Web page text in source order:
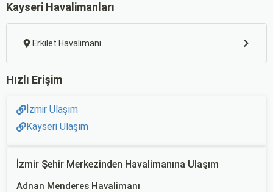
Kayseri Havalimanları
Erkilet Havalimanı
Hızlı Erişim
İzmir Ulaşım
Kayseri Ulaşım
İzmir Şehir Merkezinden Havalimanına Ulaşım
Adnan Menderes Havalimanı